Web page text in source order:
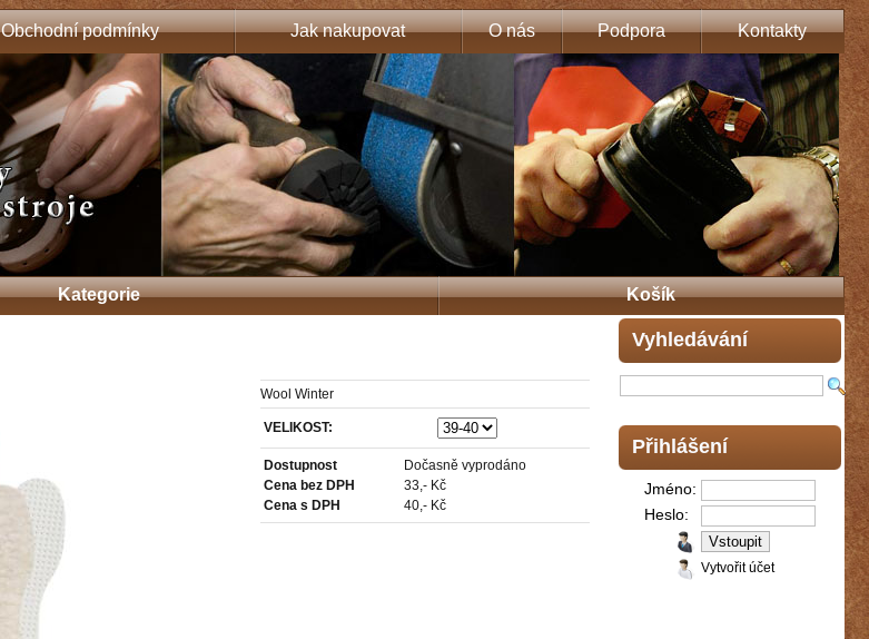
Obchodní podmínky Jak nakupovat O nás Podpora Kontakty
Kategorie Košík
Wool Winter
VELIKOST:
Dostupnost
Dočasně vyprodáno
Cena bez DPH
33,- Kč
Cena s DPH
40,- Kč
Vyhledávání
Přihlášení
Jméno:
Heslo:
Vytvořit účet